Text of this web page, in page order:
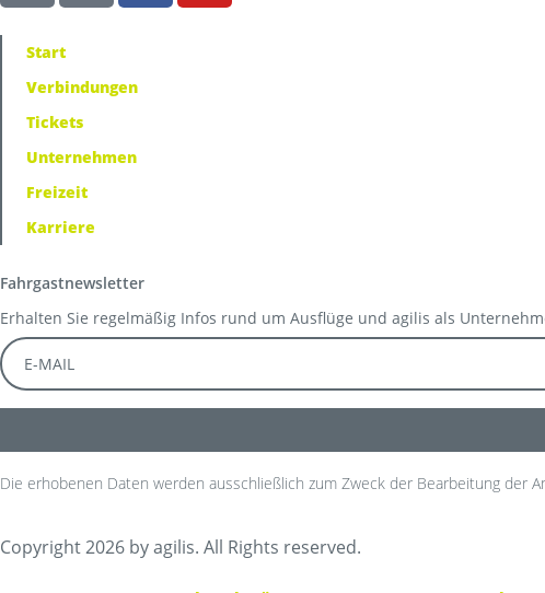
Start
Verbindungen
Tickets
Unternehmen
Freizeit
Karriere
Fahrgastnewsletter
Erhalten Sie regelmäßig Infos rund um Ausflüge und agilis als
Die erhobenen Daten werden ausschließlich zum Zweck der Bearbeitung der
Copyright 2026 by agilis. All Rights reserved.